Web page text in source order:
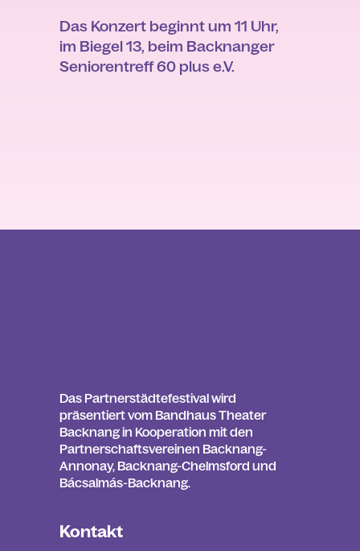
Das Konzert beginnt um 11 Uhr,
im Biegel 13, beim Backnanger
Seniorentreff 60 plus e.V.
Das Partnerstädtefestival wird
präsentiert vom Bandhaus Theater
Backnang in Kooperation mit den
Partnerschaftsvereinen Backnang-
Annonay, Backnang-Chelmsford und
Bácsalmás-Backnang.
Kontakt